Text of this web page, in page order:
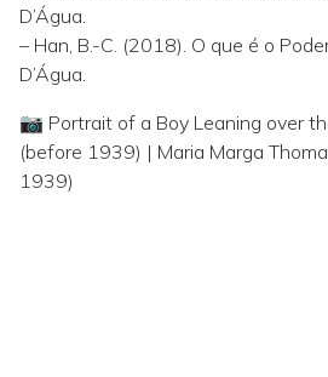
D’Água.
– Han, B.-C. (2018). O que é o
D’Água.
📷 Portrait of a Boy Leaning over
(before 1939) | Maria Marga
1939)